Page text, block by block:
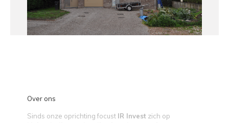
Over ons
Sinds onze oprichting focust IR Invest zich op